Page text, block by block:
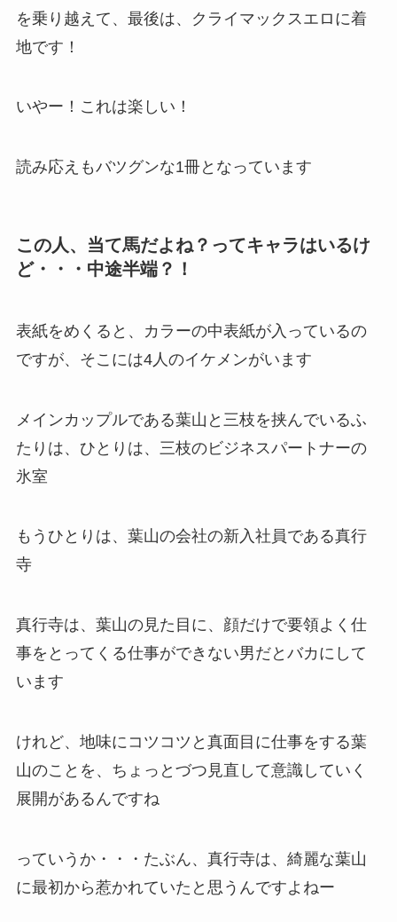
を乗り越えて、最後は、クライマックスエロに着
地です！
いやー！これは楽しい！
読み応えもバツグンな1冊となっています
この人、当て馬だよね？ってキャラはいるけ
ど・・・中途半端？！
表紙をめくると、カラーの中表紙が入っているの
ですが、そこには4人のイケメンがいます
メインカップルである葉山と三枝を挟んでいるふ
たりは、ひとりは、三枝のビジネスパートナーの
氷室
もうひとりは、葉山の会社の新入社員である真行
寺
真行寺は、葉山の見た目に、顔だけで要領よく仕
事をとってくる仕事ができない男だとバカにして
います
けれど、地味にコツコツと真面目に仕事をする葉
山のことを、ちょっとづつ見直して意識していく
展開があるんですね
っていうか・・・たぶん、真行寺は、綺麗な葉山
に最初から惹かれていたと思うんですよねー